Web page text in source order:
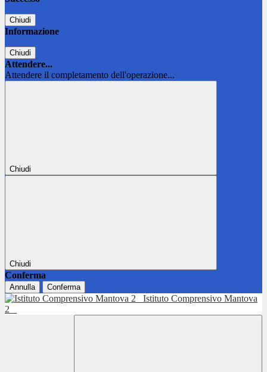
Chiudi
Informazione
Chiudi
Attendere...
Attendere il completamento dell'operazione...
Chiudi
Chiudi
Conferma
Annulla Conferma
Istituto Comprensivo Mantova
2